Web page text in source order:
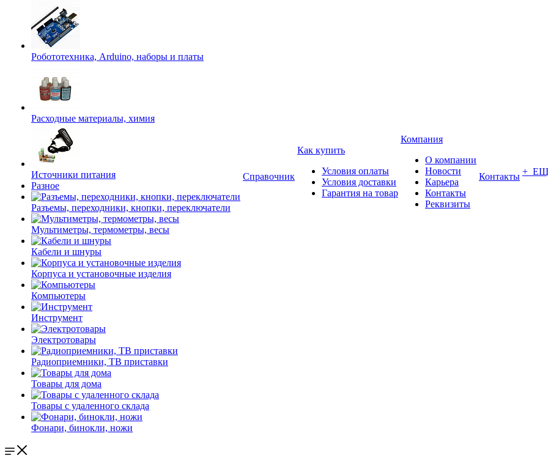
Робототехника, Arduino, наборы и платы
Расходные материалы, химия
Источники питания
Разное
Разъемы, переходники, кнопки, переключатели
Мультиметры, термометры, весы
Кабели и шнуры
Корпуса и установочные изделия
Компьютеры
Инструмент
Электротовары
Радиоприемники, ТВ приставки
Товары для дома
Товары с удаленного склада
Фонари, бинокли, ножи
Справочник
Как купить
Условия оплаты
Условия доставки
Гарантия на товар
Компания
О компании
Новости
Карьера
Контакты
Реквизиты
Контакты +